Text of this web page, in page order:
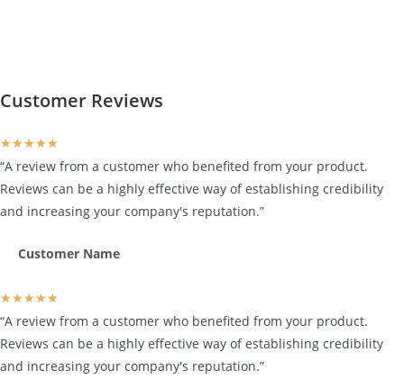
Customer Reviews
★★★★★
“A review from a customer who benefited from your product.
Reviews can be a highly effective way of establishing credibility
and increasing your company's reputation.”
Customer Name
★★★★★
“A review from a customer who benefited from your product.
Reviews can be a highly effective way of establishing credibility
and increasing your company's reputation.”